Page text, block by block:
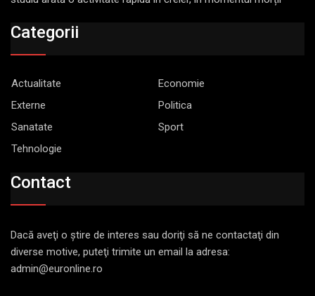
Categorii
Actualitate
Economie
Externe
Politica
Sanatate
Sport
Tehnologie
Contact
Dacă aveţi o ştire de interes sau doriţi să ne contactaţi din
diverse motive, puteţi trimite un email la adresa:
admin@euronline.ro